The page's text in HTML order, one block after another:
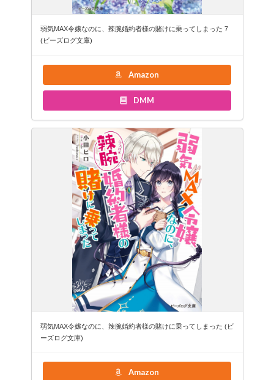
弱気MAX令嬢なのに、辣腕婚約者様の賭けに乗ってしまった 7
(ビーズログ文庫)
Amazon
DMM
弱気MAX令嬢なのに、辣腕婚約者様の賭けに乗ってしまった (ビ
ーズログ文庫)
Amazon